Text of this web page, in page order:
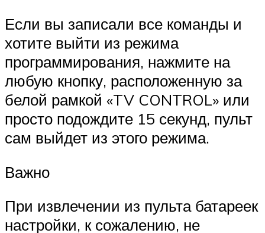
Если вы записали все команды и
хотите выйти из режима
программирования, нажмите на
любую кнопку, расположенную за
белой рамкой «TV CONTROL» или
просто подождите 15 секунд, пульт
сам выйдет из этого режима.
Важно
При извлечении из пульта батареек
настройки, к сожалению, не